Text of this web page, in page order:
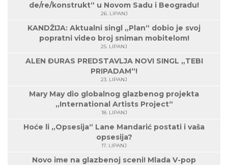
de/re/konstrukt“ u Novom Sadu i Beogradu!
26. LIPANJ
KANDŽIJA: Aktualni singl „Plan“ dobio je svoj
popratni video broj sniman mobitelom!
25. LIPANJ
ALEN ĐURAS PREDSTAVLJA NOVI SINGL „TEBI
PRIPADAM“!
23. LIPANJ
Mary May dio globalnog glazbenog projekta
„International Artists Project“
18. LIPANJ
Hoće li „Opsesija“ Lane Mandarić postati i vaša
opsesija?
17. LIPANJ
Novo ime na glazbenoj sceni! Mlada V-pop